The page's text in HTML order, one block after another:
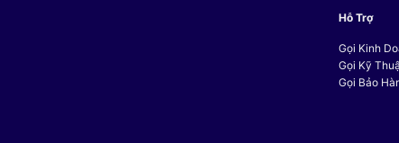
Hỗ Trợ
Gọi Kinh
Gọi Kỹ
Gọi Bảo